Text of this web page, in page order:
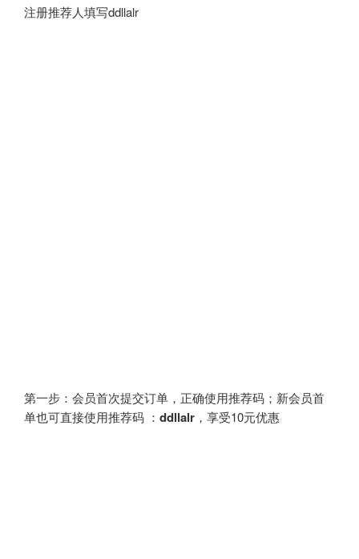
注册推荐人填写ddllalr
第一步：会员首次提交订单，正确使用推荐码；新会员首
单也可直接使用推荐码 ： ddllalr ，享受10元优惠